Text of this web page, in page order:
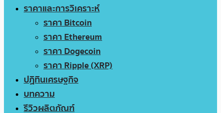
ราคาและการวิเคราะห์
ราคา Bitcoin
ราคา Ethereum
ราคา Dogecoin
ราคา Ripple (XRP)
ปฏิทินเศรษฐกิจ
บทความ
รีวิวผลิตภัณฑ์